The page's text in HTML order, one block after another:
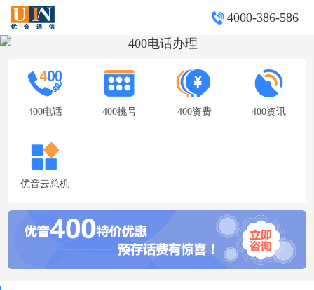
4000-386-586
400电话 400挑号 400资费 400资讯
优音云总机